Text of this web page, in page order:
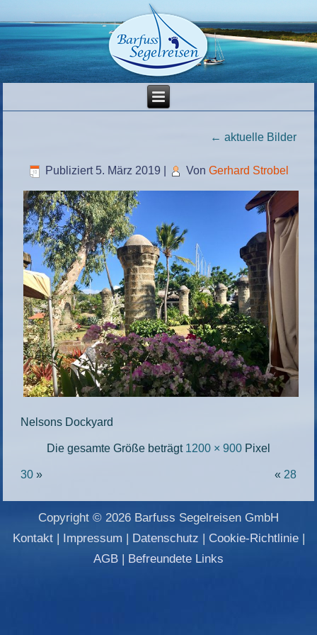
← aktuelle Bilder
Publiziert 5. März 2019 Von Gerhard Strobel
Nelsons Dockyard
Die gesamte Größe beträgt 1200 × 900 Pixel
30 » « 28
Copyright © 2026 Barfuss Segelreisen GmbH
Kontakt| Impressum Datenschutz Cookie-Richtlinie|
AGB
Befreundete Links